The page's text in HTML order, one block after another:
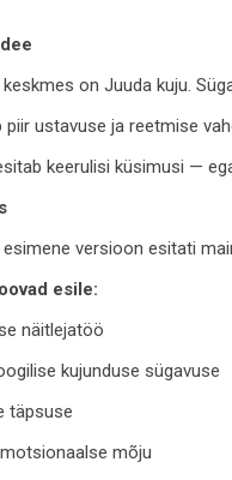
on Juuda kuju.
piir ustavuse ja reetmise
keerulisi küsimusi —
versioon esitati
esile:
näitlejatöö
kujunduse sügavuse
täpsuse
mõju